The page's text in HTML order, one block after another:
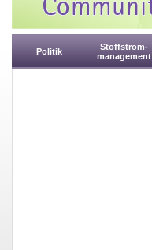
Politik
Stoffstrom-
management